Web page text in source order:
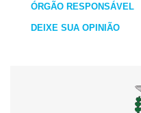
ÓRGÃO RESPONSÁVEL
DEIXE SUA OPINIÃO